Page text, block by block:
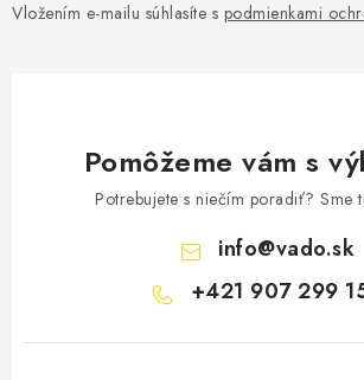
Vložením e-mailu súhlasíte s podmienkami
Pomôžeme vám s
Potrebujete s niečím poradiť? Sme
info@vado.sk
+421 907 299